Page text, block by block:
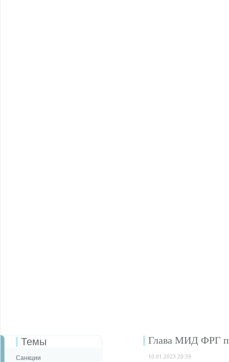
Темы
Санкции
Глава МИД ФРГ
10.01.2023 20:59